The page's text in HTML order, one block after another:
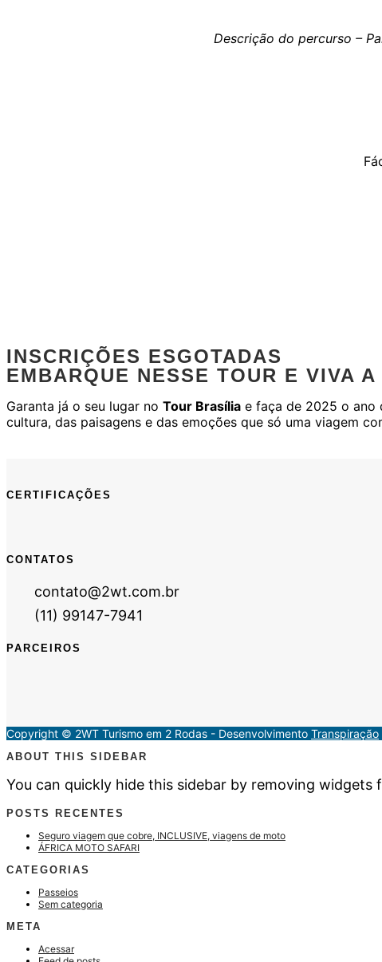
Descrição do percurso –
INSCRIÇÕES ESGOTADAS
EMBARQUE NESSE TOUR E VIVA
Garanta já o seu lugar no Tour Brasília e faça de 2025 o ano
cultura, das paisagens e das emoções que só uma viagem
CERTIFICAÇÕES
CONTATOS
contato@2wt.com.br
(11) 99147-7941
PARCEIROS
Copyright © 2WT Turismo em 2 Rodas - Desenvolvimento Transpiração
ABOUT THIS SIDEBAR
You can quickly hide this sidebar by removing widgets
POSTS RECENTES
Seguro viagem que cobre, INCLUSIVE, viagens de moto
ÁFRICA MOTO SAFARI
CATEGORIAS
Passeios
Sem categoria
META
Acessar